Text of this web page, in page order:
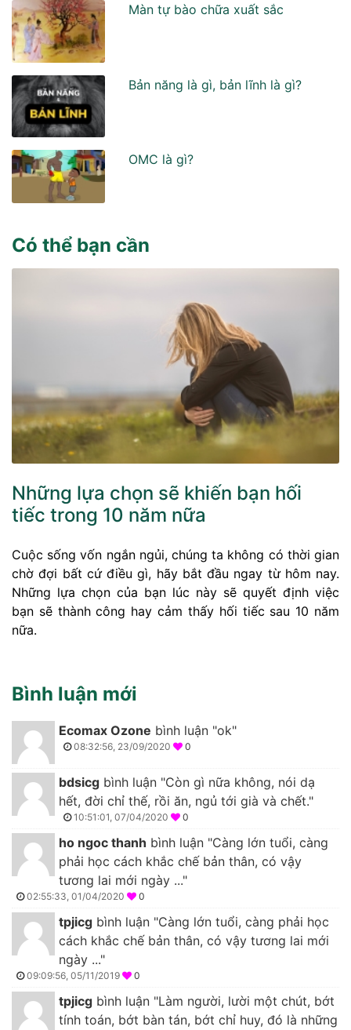
Màn tự bào chữa xuất sắc
Bản năng là gì, bản lĩnh là gì?
OMC là gì?
Có thể bạn cần
Những lựa chọn sẽ khiến bạn hối
tiếc trong 10 năm nữa
Cuộc sống vốn ngắn ngủi, chúng ta không có thời gian
chờ đợi bất cứ điều gì, hãy bắt đầu ngay từ hôm nay.
Những lựa chọn của bạn lúc này sẽ quyết định việc
bạn sẽ thành công hay cảm thấy hối tiếc sau 10 năm
nữa.
Bình luận mới
Ecomax Ozone bình luận "ok"
08:32:56, 23/09/2020 0
bdsicg bình luận "Còn gì nữa không, nói dạ
hết, đời chỉ thế, rồi ăn, ngủ tới già và chết."
10:51:01, 07/04/2020 0
ho ngoc thanh bình luận "Càng lớn tuổi, càng
phải học cách khắc chế bản thân, có vậy
tương lai mới ngày ..."
02:55:33, 01/04/2020 0
tpjicg bình luận "Càng lớn tuổi, càng phải học
cách khắc chế bản thân, có vậy tương lai mới
ngày ..."
09:09:56, 05/11/2019 0
tpjicg bình luận "Làm người, lười một chút, bớt
tính toán, bớt bàn tán, bớt chỉ huy, đó là những